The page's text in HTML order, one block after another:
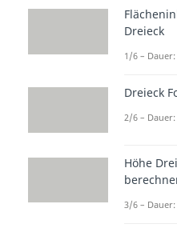
mehr
der
Dreieck
1/6 – Dauer:
Dreieck
2/6 – Dauer:
Höhe
3/6 – Dauer: